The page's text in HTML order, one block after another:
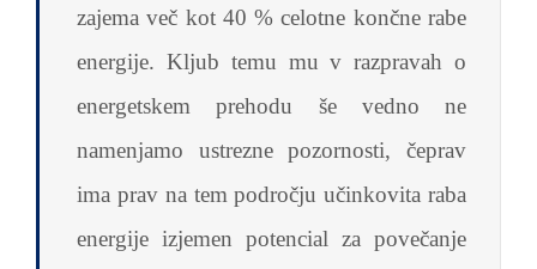
zajema več kot 40 % celotne končne rabe
energije. Kljub temu mu v razpravah o
energetskem prehodu še vedno ne
namenjamo ustrezne pozornosti, čeprav
ima prav na tem področju učinkovita raba
energije izjemen potencial za povečanje